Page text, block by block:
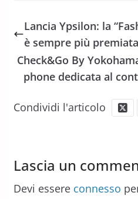
Lancia Ypsilon: la
è sempre più premiata
Check&Go By
phone dedicata al
Condividi l'articolo
Lascia un
Devi essere connesso